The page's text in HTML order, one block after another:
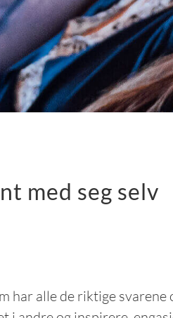
med seg selv
har alle de riktige